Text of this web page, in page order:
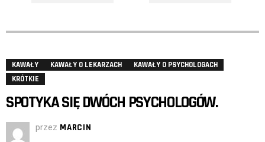
KAWAŁY KAWAŁY O LEKARZACH
KAWAŁY O PSYCHOLOGACH
KRÓTKIE
SPOTYKA SIĘ DWÓCH PSYCHOLOGÓW.
przez MARCIN